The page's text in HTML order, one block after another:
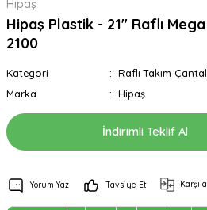
Hipaş
Hipaş Plastik - 21'' Raflı Mega
2100
Kategori
Raflı Takım
Marka
Hipaş
İndirimli Teklif Al
Yorum Yaz Tavsiye Et